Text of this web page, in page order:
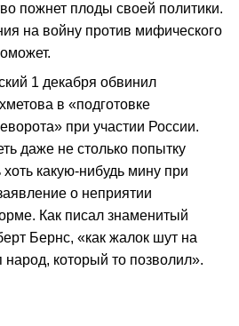
пожнет плоды своей политики.
на войну против мифического
1 декабря обвинил
в «подготовке
при участии России.
даже не столько попытку
какую-нибудь мину при
о неприятии
Как писал знаменитый
Бернс, «как жалок шут на
народ, который то позволил».